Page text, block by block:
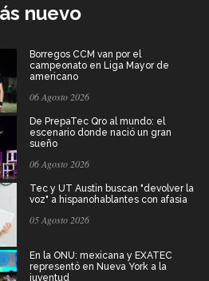
nuevo
Borregos CCM van por el
campeonato en Liga Mayor de
americano
06 Agosto 2026
De PrepaTec Qro al mundo: el
escenario donde nació un gran
sueño
06 Agosto 2026
Tec y UT Austin buscan "devolver la
voz" a hispanohablantes con afasia
05 Agosto 2026
En la ONU: mexicana y EXATEC
representó en Nueva York a la
juventud